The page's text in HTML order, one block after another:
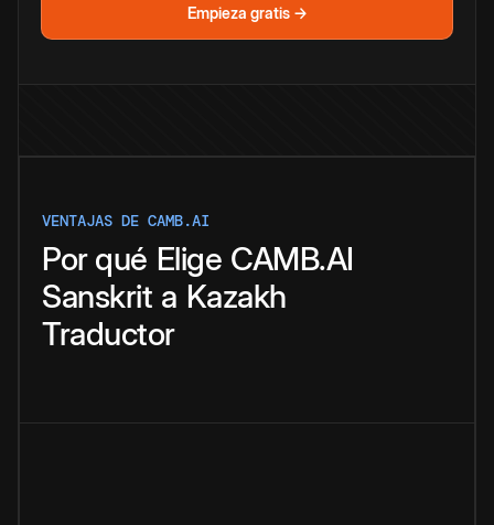
Empieza gratis →
VENTAJAS DE CAMB.AI
Por qué Elige CAMB.AI
Sanskrit a Kazakh
Traductor